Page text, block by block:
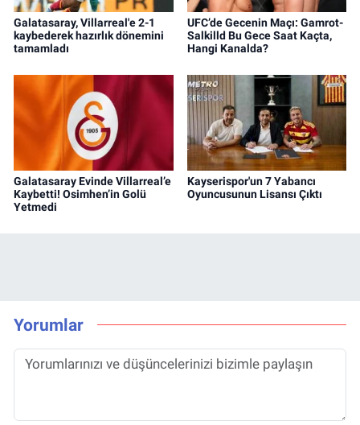
Galatasaray, Villarreal'e 2-1
kaybederek hazırlık dönemini
tamamladı
UFC’de Gecenin Maçı: Gamrot-
Salkilld Bu Gece Saat Kaçta,
Hangi Kanalda?
Galatasaray Evinde Villarreal’e
Kaybetti! Osimhen’in Golü
Yetmedi
Kayserispor'un 7 Yabancı
Oyuncusunun Lisansı Çıktı
Yorumlar